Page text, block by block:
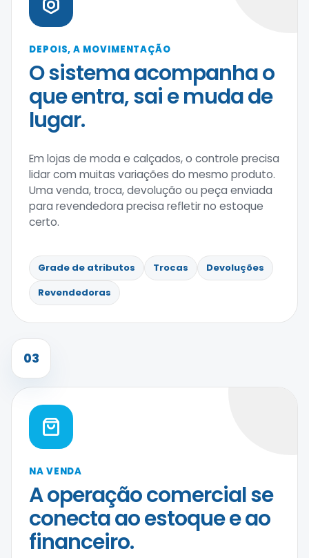
DEPOIS, A MOVIMENTAÇÃO
O sistema acompanha o
que entra, sai e muda de
lugar.
Em lojas de moda e calçados, o controle precisa
lidar com muitas variações do mesmo produto.
Uma venda, troca, devolução ou peça enviada
para revendedora precisa refletir no estoque
certo.
Grade de atributos Trocas
Devoluções
Revendedoras
03
NA VENDA
A operação comercial se
conecta ao estoque e ao
financeiro.